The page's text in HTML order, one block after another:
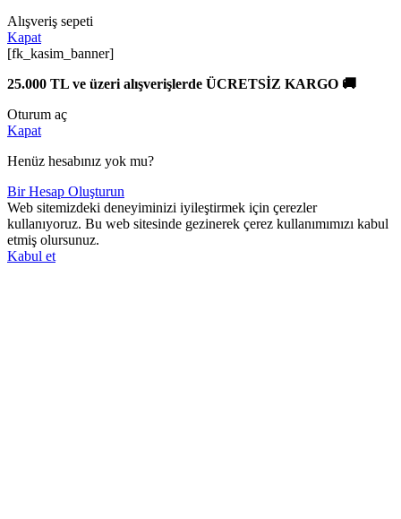
Alışveriş sepeti
Kapat
[fk_kasim_banner]
25.000 TL ve üzeri alışverişlerde ÜCRETSİZ KARGO 🚚
Oturum aç
Kapat
Henüz hesabınız yok mu?
Bir Hesap Oluşturun
Web sitemizdeki deneyiminizi iyileştirmek için çerezler
kullanıyoruz. Bu web sitesinde gezinerek çerez kullanımımızı kabul
etmiş olursunuz.
Kabul et